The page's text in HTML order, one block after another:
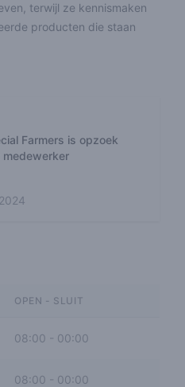
terwijl ze kennismaken
producten die staan
Farmers is opzoek
medewerker
OPEN - SLUIT
08:00 - 00:00
08:00 00:00